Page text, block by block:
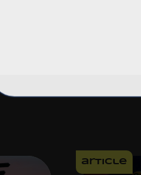
article